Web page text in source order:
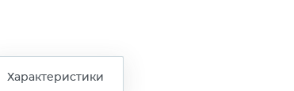
Характеристики